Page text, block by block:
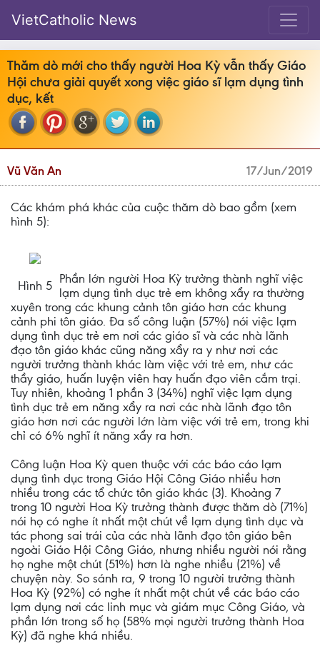
VietCatholic News
Thăm dò mới cho thấy người Hoa Kỳ vẫn thấy Giáo
Hội chưa giải quyết xong việc giáo sĩ lạm dụng tình
dục, kết
Vũ Văn An 17/Jun/2019
Các khám phá khác của cuộc thăm dò bao gồm (xem
hình 5):
Hình 5 Phần lớn người Hoa Kỳ trưởng thành nghĩ việc
lạm dụng tình dục trẻ em không xẩy ra thường
xuyên trong các khung cảnh tôn giáo hơn các khung
cảnh phi tôn giáo. Đa số công luận (57%) nói việc lạm
dụng tình dục trẻ em nơi các giáo sĩ và các nhà lãnh
đạo tôn giáo khác cũng năng xẩy ra y như nơi các
người trưởng thành khác làm việc với trẻ em, như các
thầy giáo, huấn luyện viên hay huấn đạo viên cắm trại.
Tuy nhiên, khoảng 1 phần 3 (34%) nghĩ việc lạm dụng
tình dục trẻ em năng xẩy ra nơi các nhà lãnh đạo tôn
giáo hơn nơi các người lớn làm việc với trẻ em, trong khi
chỉ có 6% nghĩ ít năng xẩy ra hơn.
Công luận Hoa Kỳ quen thuộc với các báo cáo lạm
dụng tình dục trong Giáo Hội Công Giáo nhiều hơn
nhiều trong các tổ chức tôn giáo khác (3). Khoảng 7
trong 10 người Hoa Kỳ trưởng thành được thăm dò (71%)
nói họ có nghe ít nhất một chút về lạm dụng tình dục và
tác phong sai trái của các nhà lãnh đạo tôn giáo bên
ngoài Giáo Hội Công Giáo, nhưng nhiều người nói rằng
họ nghe một chút (51%) hơn là nghe nhiều (21%) về
chuyện này. So sánh ra, 9 trong 10 người trưởng thành
Hoa Kỳ (92%) có nghe ít nhất một chút về các báo cáo
lạm dụng nơi các linh mục và giám mục Công Giáo, và
phần lớn trong số họ (58% mọi người trưởng thành Hoa
Kỳ) đã nghe khá nhiều.